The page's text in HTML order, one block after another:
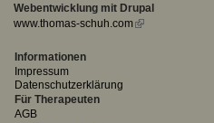
Webentwicklung mit Drupal
www.thomas-schuh.com(link
Informationen
Impressum
Datenschutzerklärung
Für Therapeuten
AGB